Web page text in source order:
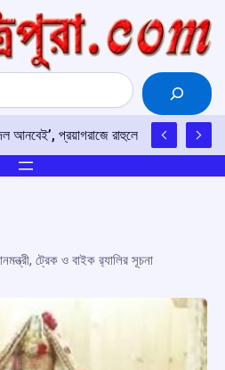
আনবেই’, প্রয়াগরাজে রাহুলের হুঙ্কার
ট্রেক ও বাইক র‍্যালির সূচনা